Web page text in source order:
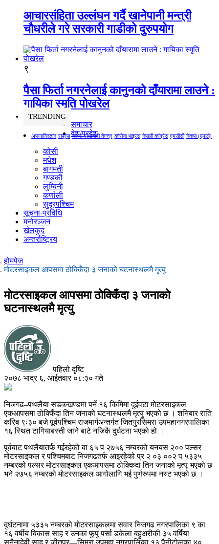
आचारसंहिता उल्लंघन गर्दै खानेपानी मन्त्री
चौधरीले गरे सरकारी गाडीको दुरुपयोग
९
पैसा फिर्ता नगरनेलाई कानुनको दाँयारामा लाउने :
गायिका स्‍मृति पोखरेल
TRENDING
अफगानिस्तान राप्रपा नेकपा माओवादी केन्द्र कोरोना भाइरस नेपाली कांग्रेस एमसीसी नेकपा (एमाले)
समाचार
देश/प्रदेश
कोसी
मधेश
बागमती
गण्डकी
लुम्बिनी
कर्णाली
सुदूरपश्चिम
सूचना-प्रविधि
मनोरञ्जन
खेलकुद
अन्तर्राष्ट्रिय
होमपेज
मोटरसाइकल आपसमा ठोक्किँदा ३ जनाको घटनास्थलमै मृत्यु
मोटरसाइकल आपसमा ठोक्किँदा ३ जनाको
घटनास्थलमै मृत्यु
पहिलो दृष्टि
२०७८ भाद्र ६, आईतवार ०८:३० गते
निजगढ–पथलैया सडकखण्डमा पर्ने १६ किमिमा दुईवटा मोटरसाइकल
एकआपसमा ठोक्किँदा तिन जनाको घटनास्थलमै मृत्यु भएको छ । शनिबार राति
करिब ९ः३० बजे पूर्वपश्चिम राजमार्गअन्तर्गत जितपुरसिमरा उपमहानगरपालिका
१६ स्थित टागियाबस्ती जाने बाटे नजिकै दुर्घटना भएको हो ।
पूर्वबाट पथलैयातर्फ गईरहेको बा ६५ प २७५६ नम्बरको यनयस २०० पल्सर
मोटरसाइकल र पश्चिमबाट निजगढतर्फ आइरहेको प्र २ ०३ ००२ प ५३३५
नम्बरको पल्सर मोटरसाइकल एकआपसमा ठोक्किदा तिन जनाको मृत्यृ भएको छ
भने २७५६ नम्बरको मोटरसाइकल आगोलागि भई पुर्णरुपमा नस्ट भएको छ ।
दुर्घटनामा ५३३५ नम्बरको मोटरसाइकलमा सवार निजगढ नगरपालिका ९ का
१६ वर्षीय बिकास साह र उनका फुपु पर्सा डकेला बहुअरीकी ३५ वर्षिया
सुनैनादेवी साह र जीतपुर—सिमरा उपमहा नगरपालिका १३ पैनीटोलका ४०